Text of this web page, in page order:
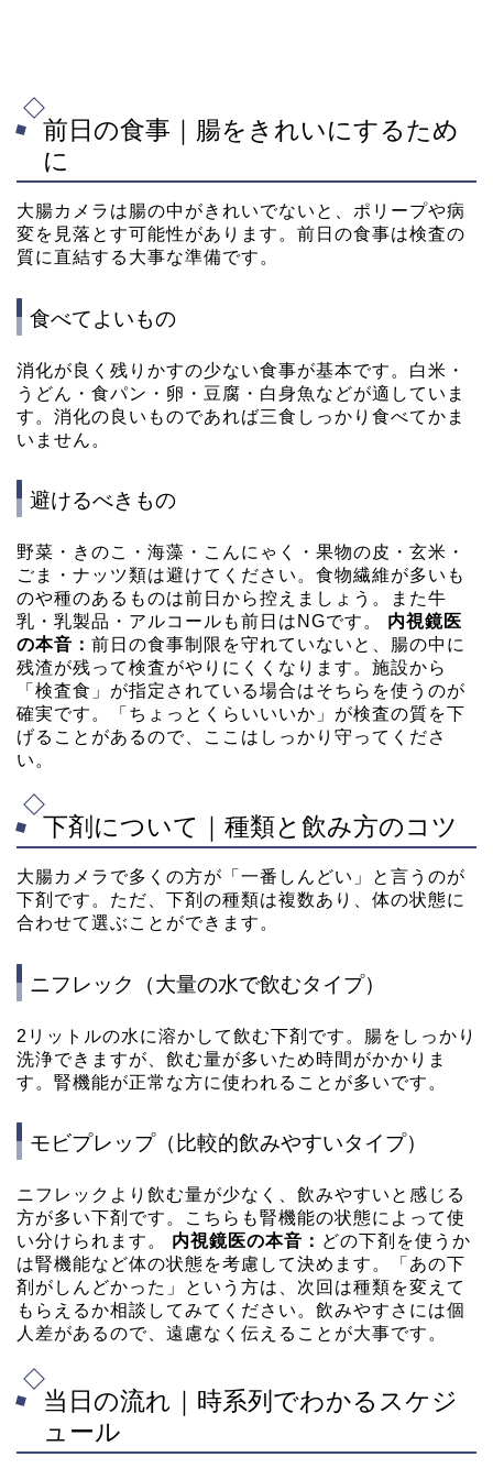
前日の食事｜腸をきれいにするため
に
大腸カメラは腸の中がきれいでないと、ポリープや病
変を見落とす可能性があります。前日の食事は検査の
質に直結する大事な準備です。
食べてよいもの
消化が良く残りかすの少ない食事が基本です。白米・
うどん・食パン・卵・豆腐・白身魚などが適していま
す。消化の良いものであれば三食しっかり食べてかま
いません。
避けるべきもの
野菜・きのこ・海藻・こんにゃく・果物の皮・玄米・
ごま・ナッツ類は避けてください。食物繊維が多いも
のや種のあるものは前日から控えましょう。また牛
乳・乳製品・アルコールも前日はNGです。 内視鏡医
の本音： 前日の食事制限を守れていないと、腸の中に
残渣が残って検査がやりにくくなります。施設から
「検査食」が指定されている場合はそちらを使うのが
確実です。「ちょっとくらいいいか」が検査の質を下
げることがあるので、ここはしっかり守ってくださ
い。
下剤について｜種類と飲み方のコツ
大腸カメラで多くの方が「一番しんどい」と言うのが
下剤です。ただ、下剤の種類は複数あり、体の状態に
合わせて選ぶことができます。
ニフレック（大量の水で飲むタイプ）
2リットルの水に溶かして飲む下剤です。腸をしっかり
洗浄できますが、飲む量が多いため時間がかかりま
す。腎機能が正常な方に使われることが多いです。
モビプレップ（比較的飲みやすいタイプ）
ニフレックより飲む量が少なく、飲みやすいと感じる
方が多い下剤です。こちらも腎機能の状態によって使
い分けられます。 内視鏡医の本音： どの下剤を使うか
は腎機能など体の状態を考慮して決めます。「あの下
剤がしんどかった」という方は、次回は種類を変えて
もらえるか相談してみてください。飲みやすさには個
人差があるので、遠慮なく伝えることが大事です。
当日の流れ｜時系列でわかるスケジ
ュール